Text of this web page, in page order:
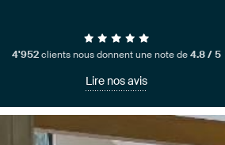
4'952clients nous donnent une note de4.8 / 5
Lire nos avis